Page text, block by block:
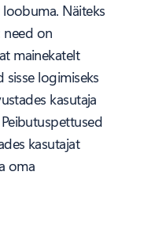
Näiteks
need on
mainekatelt
logimiseks
kasutaja
kasutajat
oma